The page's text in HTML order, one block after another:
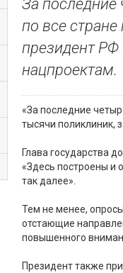
За последние
по все
президент РФ
нацпроектам.
«За последние
тысячи поликлиник,
Глава государства
«Здесь построены и
так далее».
Тем не менее,
отстающие
повышенного
Президент также